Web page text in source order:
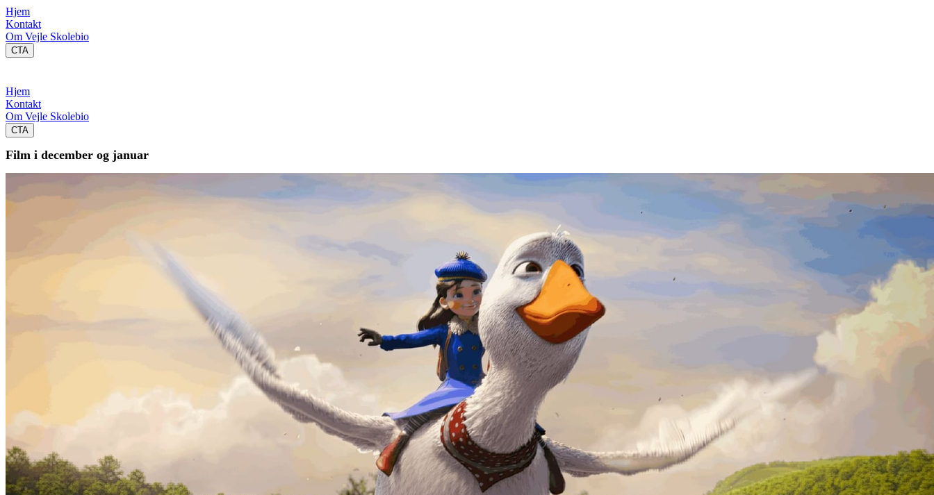
Hjem
Kontakt
Om Vejle Skolebio
CTA
Hjem
Kontakt
Om Vejle Skolebio
CTA
Film i december og januar